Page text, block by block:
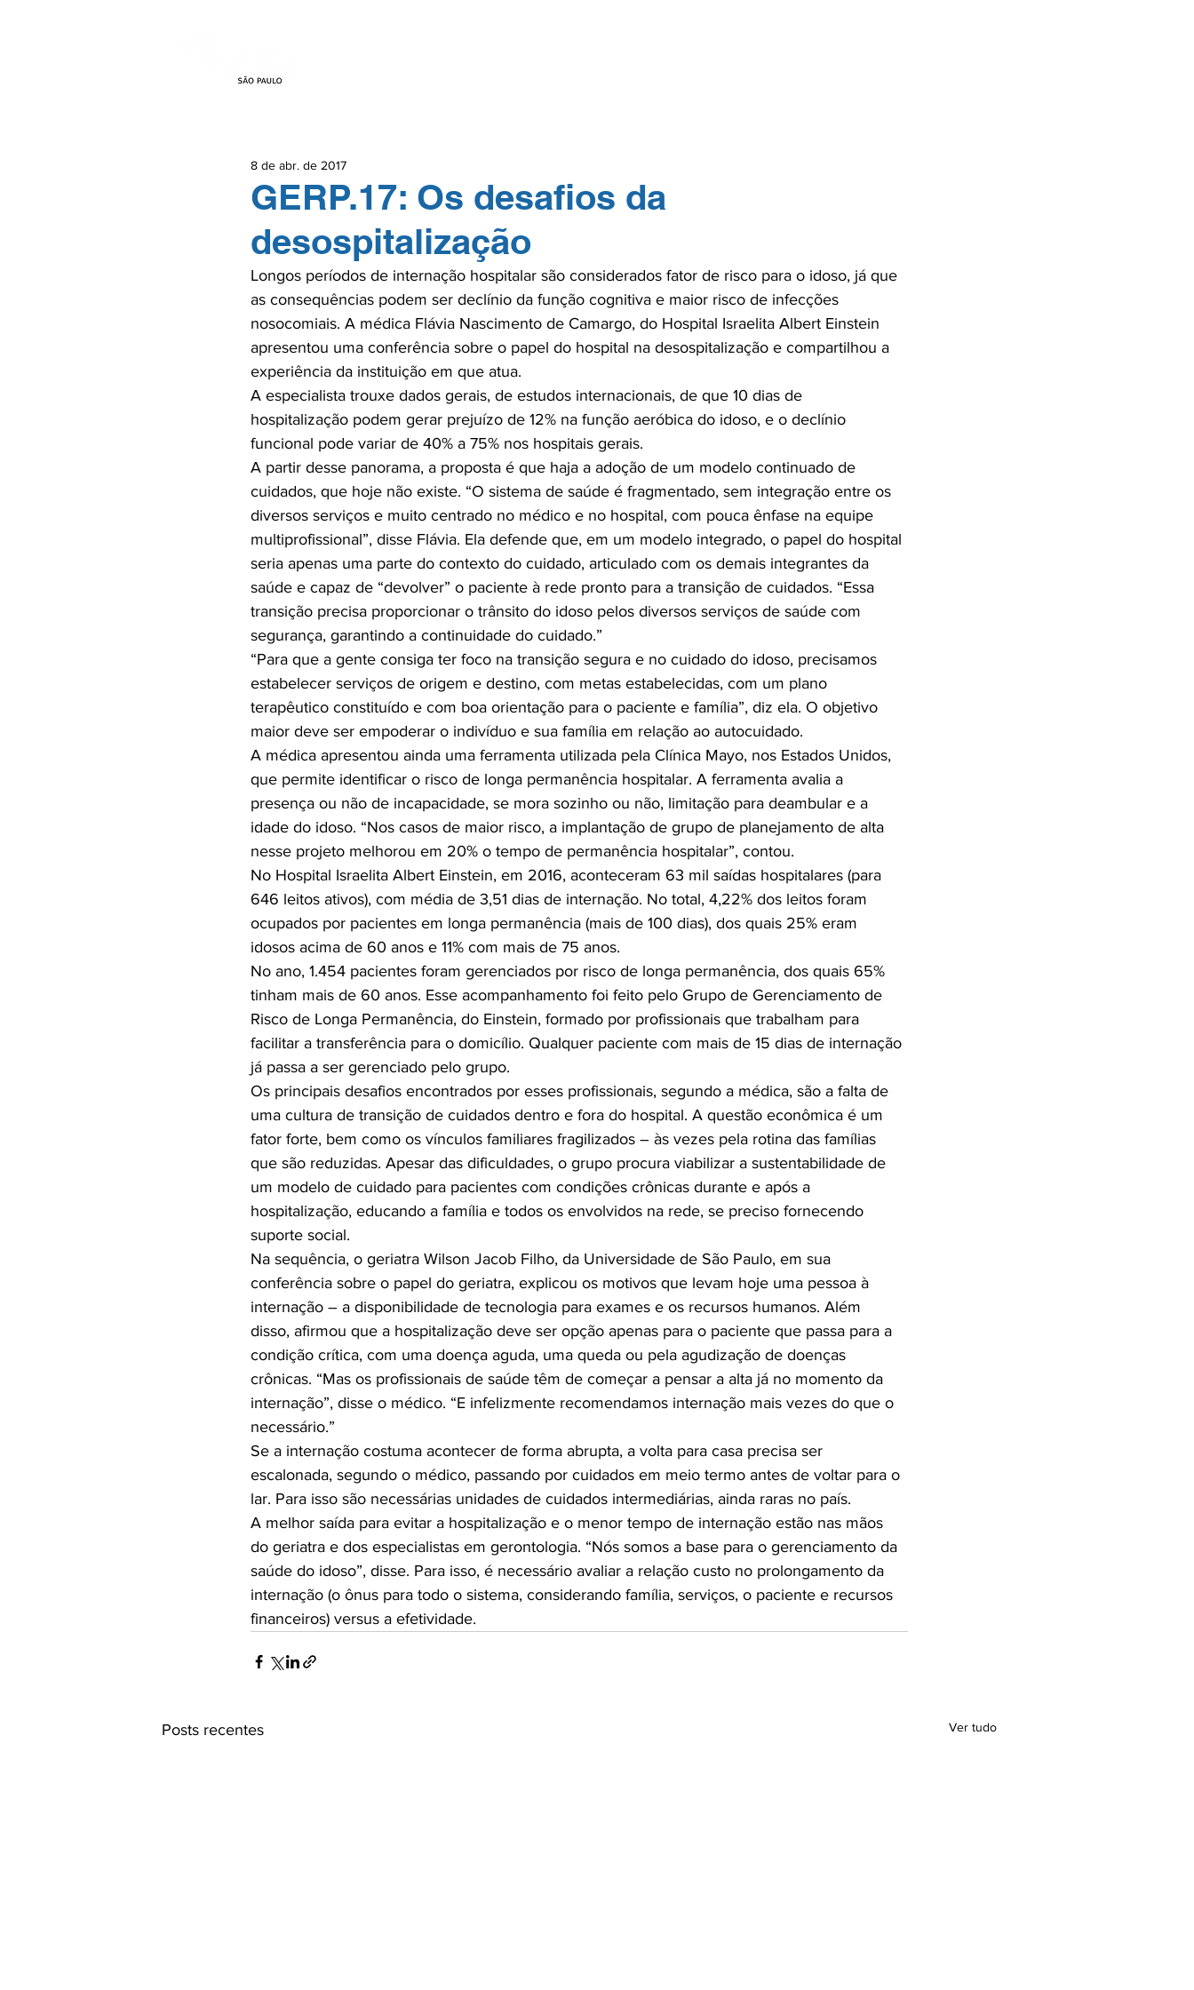
GERP.17: Os desafios da
desospitalização
8 de abr. de 2017
Longos períodos de internação hospitalar são considerados fator de risco para o idoso, já que
as consequências podem ser declínio da função cognitiva e maior risco de infecções
nosocomiais. A médica Flávia Nascimento de Camargo, do Hospital Israelita Albert Einstein
apresentou uma conferência sobre o papel do hospital na desospitalização e compartilhou a
experiência da instituição em que atua.
A especialista trouxe dados gerais, de estudos internacionais, de que 10 dias de
hospitalização podem gerar prejuízo de 12% na função aeróbica do idoso, e o declínio
funcional pode variar de 40% a 75% nos hospitais gerais.
A partir desse panorama, a proposta é que haja a adoção de um modelo continuado de
cuidados, que hoje não existe. “O sistema de saúde é fragmentado, sem integração entre os
diversos serviços e muito centrado no médico e no hospital, com pouca ênfase na equipe
multiprofissional”, disse Flávia. Ela defende que, em um modelo integrado, o papel do hospital
seria apenas uma parte do contexto do cuidado, articulado com os demais integrantes da
saúde e capaz de “devolver” o paciente à rede pronto para a transição de cuidados. “Essa
transição precisa proporcionar o trânsito do idoso pelos diversos serviços de saúde com
segurança, garantindo a continuidade do cuidado.”
“Para que a gente consiga ter foco na transição segura e no cuidado do idoso, precisamos
estabelecer serviços de origem e destino, com metas estabelecidas, com um plano
terapêutico constituído e com boa orientação para o paciente e família”, diz ela. O objetivo
maior deve ser empoderar o indivíduo e sua família em relação ao autocuidado.
A médica apresentou ainda uma ferramenta utilizada pela Clínica Mayo, nos Estados Unidos,
que permite identificar o risco de longa permanência hospitalar. A ferramenta avalia a
presença ou não de incapacidade, se mora sozinho ou não, limitação para deambular e a
idade do idoso. “Nos casos de maior risco, a implantação de grupo de planejamento de alta
nesse projeto melhorou em 20% o tempo de permanência hospitalar”, contou.
No Hospital Israelita Albert Einstein, em 2016, aconteceram 63 mil saídas hospitalares (para
646 leitos ativos), com média de 3,51 dias de internação. No total, 4,22% dos leitos foram
ocupados por pacientes em longa permanência (mais de 100 dias), dos quais 25% eram
idosos acima de 60 anos e 11% com mais de 75 anos.
No ano, 1.454 pacientes foram gerenciados por risco de longa permanência, dos quais 65%
tinham mais de 60 anos. Esse acompanhamento foi feito pelo Grupo de Gerenciamento de
Risco de Longa Permanência, do Einstein, formado por profissionais que trabalham para
facilitar a transferência para o domicílio. Qualquer paciente com mais de 15 dias de internação
já passa a ser gerenciado pelo grupo.
Os principais desafios encontrados por esses profissionais, segundo a médica, são a falta de
uma cultura de transição de cuidados dentro e fora do hospital. A questão econômica é um
fator forte, bem como os vínculos familiares fragilizados – às vezes pela rotina das famílias
que são reduzidas. Apesar das dificuldades, o grupo procura viabilizar a sustentabilidade de
um modelo de cuidado para pacientes com condições crônicas durante e após a
hospitalização, educando a família e todos os envolvidos na rede, se preciso fornecendo
suporte social.
Na sequência, o geriatra Wilson Jacob Filho, da Universidade de São Paulo, em sua
conferência sobre o papel do geriatra, explicou os motivos que levam hoje uma pessoa à
internação – a disponibilidade de tecnologia para exames e os recursos humanos. Além
disso, afirmou que a hospitalização deve ser opção apenas para o paciente que passa para a
condição crítica, com uma doença aguda, uma queda ou pela agudização de doenças
crônicas. “Mas os profissionais de saúde têm de começar a pensar a alta já no momento da
internação”, disse o médico. “E infelizmente recomendamos internação mais vezes do que o
necessário.”
Se a internação costuma acontecer de forma abrupta, a volta para casa precisa ser
escalonada, segundo o médico, passando por cuidados em meio termo antes de voltar para o
lar. Para isso são necessárias unidades de cuidados intermediárias, ainda raras no país.
A melhor saída para evitar a hospitalização e o menor tempo de internação estão nas mãos
do geriatra e dos especialistas em gerontologia. “Nós somos a base para o gerenciamento da
saúde do idoso”, disse. Para isso, é necessário avaliar a relação custo no prolongamento da
internação (o ônus para todo o sistema, considerando família, serviços, o paciente e recursos
financeiros) versus a efetividade.
Posts recentes Ver tudo